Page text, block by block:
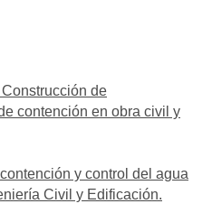
de
contención en obra civil y
y control del agua
Civil y Edificación.